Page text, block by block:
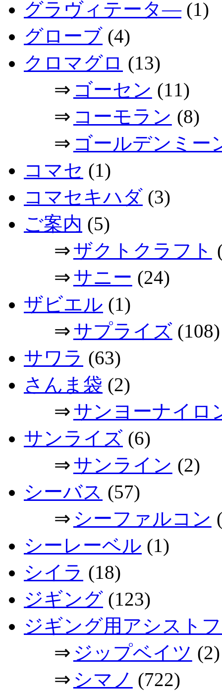
グラヴィテータ―(1)
グローブ (4)
クロマグロ (13)
⇒ ゴーセン (11)
⇒ コーモラン (8)
⇒ ゴールデンミー
コマセ (1)
コマセキハダ (3)
ご案内 (5)
⇒ザクトクラフト
⇒サニー (24)
ザビエル (1)
⇒サプライズ(108)
サワラ (63)
さんま袋 (2)
⇒サンヨーナイロ
サンライズ (6)
⇒サンライン (2)
シーバス (57)
⇒ シーファルコン
シーレーベル (1)
シイラ (18)
ジギング (123)
ジギング用アシスト
⇒ ジップベイツ (2)
⇒ シマノ (722)